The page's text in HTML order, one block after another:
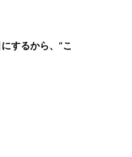
するから、“こ